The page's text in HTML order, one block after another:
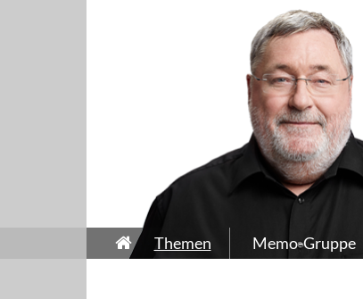
Themen Memo-Gruppe